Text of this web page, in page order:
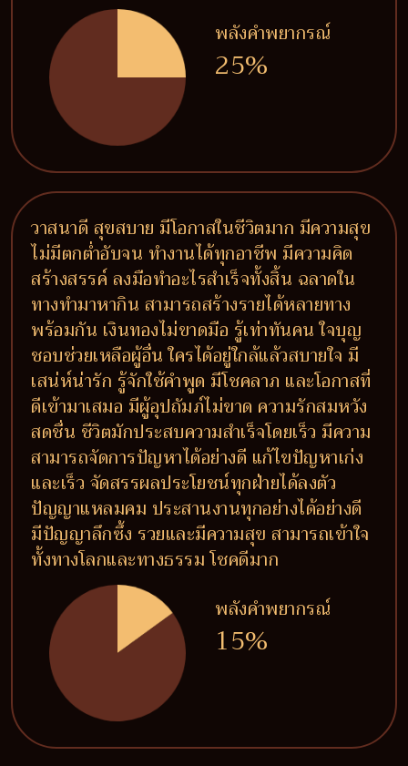
พลังคำพยากรณ์
25%
วาสนาดี สุขสบาย มีโอกาสในชีวิตมาก มีความสุข
ไม่มีตกต่ำอับจน ทำงานได้ทุกอาชีพ มีความคิด
สร้างสรรค์ ลงมือทำอะไรสำเร็จทั้งสิ้น ฉลาดใน
ทางทำมาหากิน สามารถสร้างรายได้หลายทาง
พร้อมกัน เงินทองไม่ขาดมือ รู้เท่าทันคน ใจบุญ
ชอบช่วยเหลือผู้อื่น ใครได้อยู่ใกล้แล้วสบายใจ มี
เสน่ห์น่ารัก รู้จักใช้คำพูด มีโชคลาภ และโอกาสที่
ดีเข้ามาเสมอ มีผู้อุปถัมภ์ไม่ขาด ความรักสมหวัง
สดชื่น ชีวิตมักประสบความสำเร็จโดยเร็ว มีความ
สามารถจัดการปัญหาได้อย่างดี แก้ไขปัญหาเก่ง
และเร็ว จัดสรรผลประโยชน์ทุกฝ่ายได้ลงตัว
ปัญญาแหลมคม ประสานงานทุกอย่างได้อย่างดี
มีปัญญาลึกซึ้ง รวยและมีความสุข สามารถเข้าใจ
ทั้งทางโลกและทางธรรม โชคดีมาก
พลังคำพยากรณ์
15%